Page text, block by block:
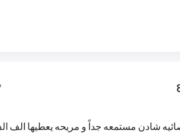
مستمعه جداً و مريحه يعطيها الف الف الف الف عافيه